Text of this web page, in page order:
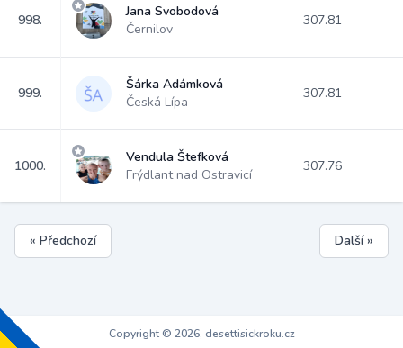
998.
Jana Svobodová
Černilov
307.81
999.
Šárka Adámková
Česká Lípa
307.81
1000.
Vendula Štefková
Frýdlant nad Ostravicí
307.76
« Předchozí Další »
Copyright © 2026, desettisickroku.cz